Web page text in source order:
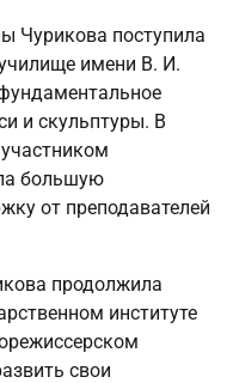
Чурикова поступила
имени В. И.
и скульптуры. В
большую
от преподавателей
продолжила
институте
свои